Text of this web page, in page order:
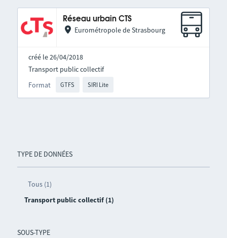
TYPE DE DONNÉES
Tous (1)
Transport public collectif (1)
SOUS-TYPE
Réseau urbain CTS
Eurométropole de Strasbourg
créé le 26/04/2018
Format GTFS SIRI Lite
Transport public collectif